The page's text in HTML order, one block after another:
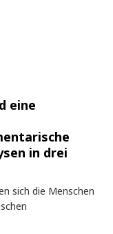
eine
in drei
sich die Menschen